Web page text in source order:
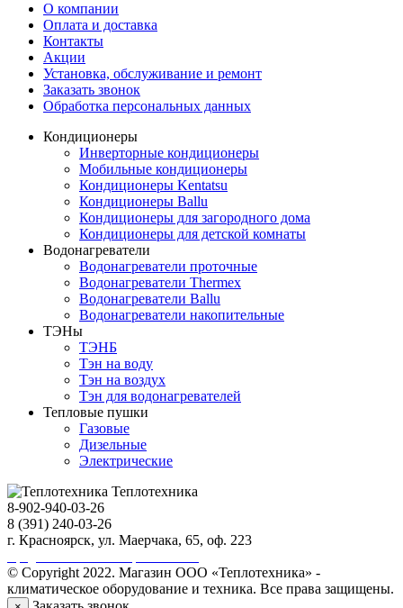
О компании
Оплата и доставка
Контакты
Акции
Установка, обслуживание и ремонт
Заказать звонок
Обработка персональных данных
Кондиционеры
Инверторные кондиционеры
Мобильные кондиционеры
Кондиционеры Kentatsu
Кондиционеры Ballu
Кондиционеры для загородного дома
Кондиционеры для детской комнаты
Водонагреватели
Водонагреватели проточные
Водонагреватели Thermex
Водонагреватели Ballu
Водонагреватели накопительные
ТЭНы
ТЭНБ
Тэн на воду
Тэн на воздух
Тэн для водонагревателей
Тепловые пушки
Газовые
Дизельные
Электрические
Теплотехника
8-902-940-03-26
8 (391) 240-03-26
г. Красноярск, ул. Маерчака, 65, оф. 223
© Copyright 2022. Магазин ООО «Теплотехника» -
климатическое оборудование и техника. Все права защищены.